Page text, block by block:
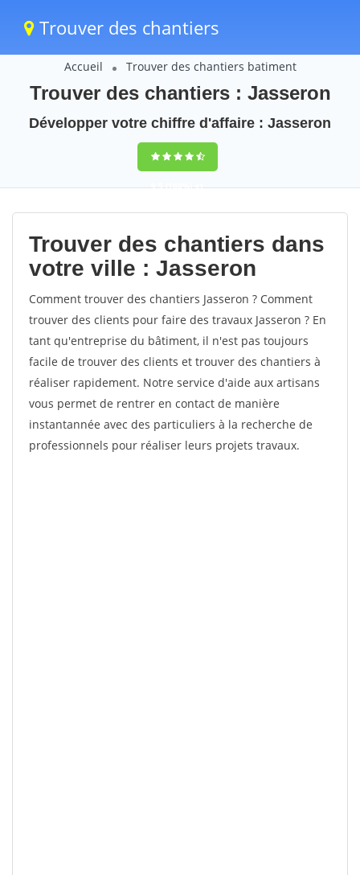
Trouver des chantiers
Accueil Trouver des chantiers batiment
Trouver des chantiers : Jasseron
Développer votre chiffre d'affaire : Jasseron
9,5(100%)41
votes
Trouver des chantiers dans
votre ville : Jasseron
Comment trouver des chantiers Jasseron ? Comment
trouver des clients pour faire des travaux Jasseron ? En
tant qu'entreprise du bâtiment, il n'est pas toujours
facile de trouver des clients et trouver des chantiers à
réaliser rapidement. Notre service d'aide aux artisans
vous permet de rentrer en contact de manière
instantannée avec des particuliers à la recherche de
professionnels pour réaliser leurs projets travaux.